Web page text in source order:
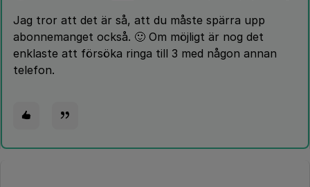
Jag tror att det är så, att du måste spärra upp
abonnemanget också. 🙂 Om möjligt är nog det
enklaste att försöka ringa till 3 med någon annan
telefon.